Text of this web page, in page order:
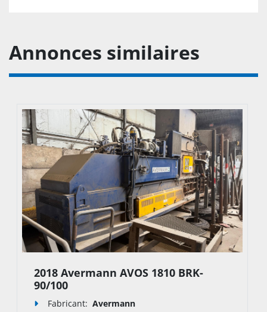
Divers éléments électriques ( armoire
électrique ) renouvelés
Contrôle complet de l’électricité/commande
Annonces similaires
2018 Avermann AVOS 1810 BRK-
90/100
Fabricant: Avermann